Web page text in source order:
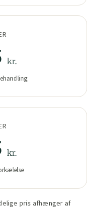
kr.
kr.
pris afhænger af